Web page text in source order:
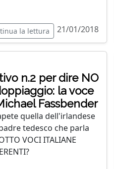
la lettura 21/01/2018
n.2 per dire NO
la voce
Fassbender
quella dell'irlandese
tedesco che parla
VOCI ITALIANE